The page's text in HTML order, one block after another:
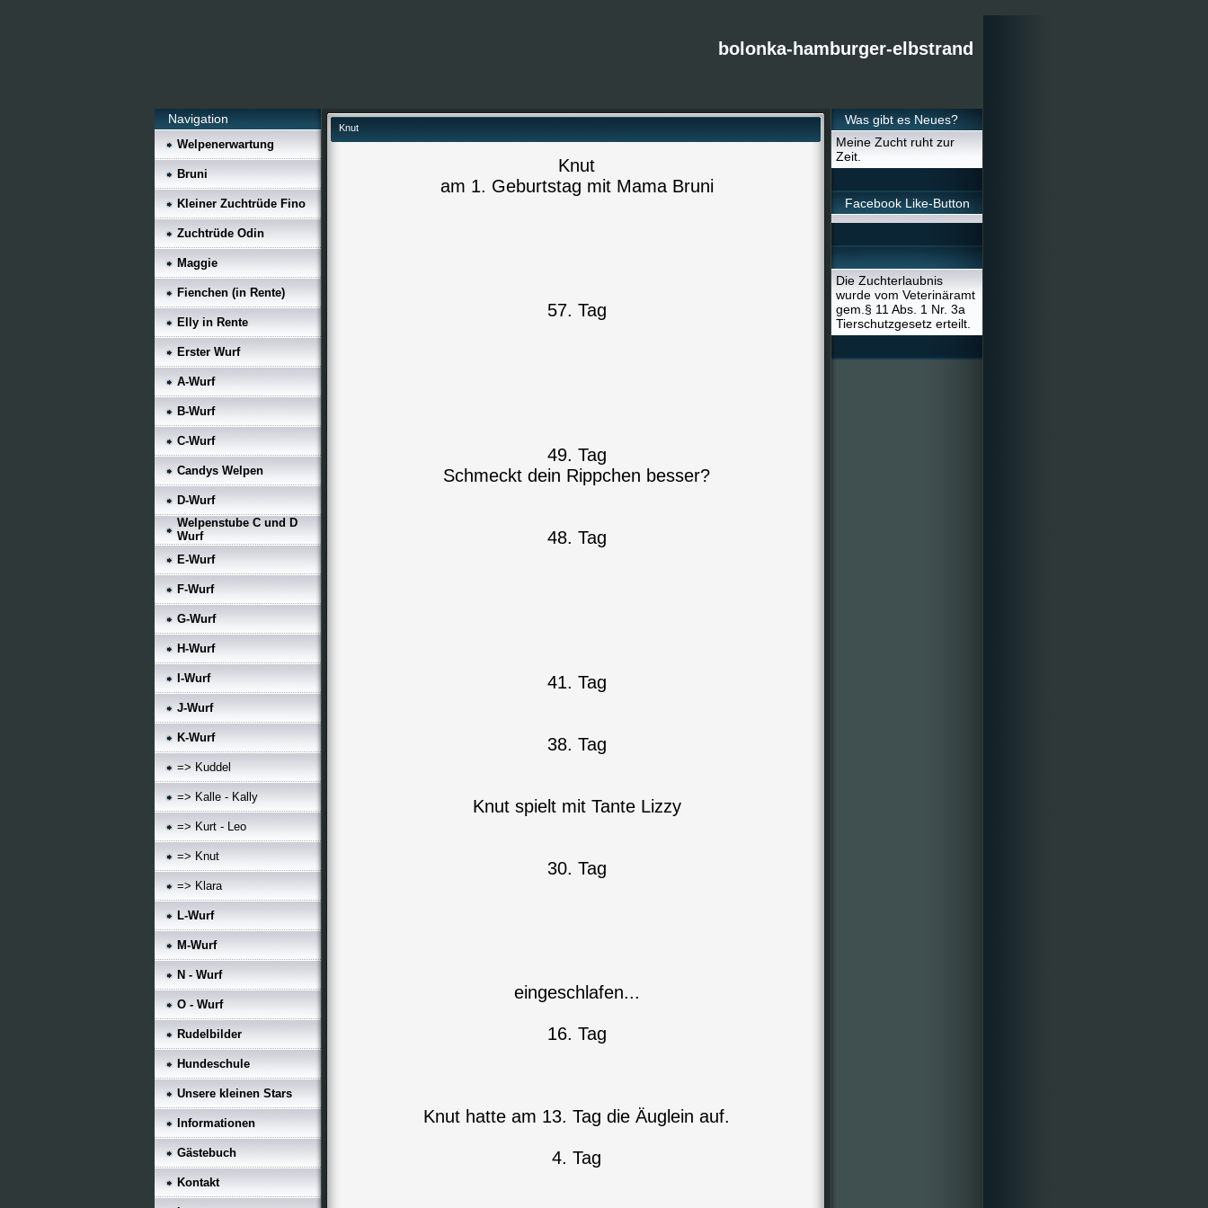
bolonka-hamburger-elbstrand
Navigation
Welpenerwartung
Bruni
Kleiner Zuchtrüde Fino
Zuchtrüde Odin
Maggie
Fienchen (in Rente)
Elly in Rente
Erster Wurf
A-Wurf
B-Wurf
C-Wurf
Candys Welpen
D-Wurf
Welpenstube C und D
Wurf
E-Wurf
F-Wurf
G-Wurf
H-Wurf
I-Wurf
J-Wurf
K-Wurf
=> Kuddel
=> Kalle - Kally
=> Kurt - Leo
=> Knut
=> Klara
L-Wurf
M-Wurf
N - Wurf
O - Wurf
Rudelbilder
Hundeschule
Unsere kleinen Stars
Informationen
Gästebuch
Kontakt
Knut
Knut
am 1. Geburtstag mit Mama Bruni
57. Tag
49. Tag
Schmeckt dein Rippchen besser?
48. Tag
41. Tag
38. Tag
Knut spielt mit Tante Lizzy
30. Tag
eingeschlafen...
16. Tag
Knut hatte am 13. Tag die Äuglein auf.
4. Tag
Was gibt es Neues?
Meine Zucht ruht zur
Zeit.
Facebook Like-Button
Die Zuchterlaubnis
wurde vom Veterinäramt
gem.§ 11 Abs. 1 Nr. 3a
Tierschutzgesetz erteilt.